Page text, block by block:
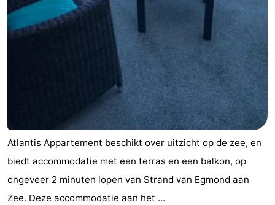
Duin
Katwijk
Scheveningen
-
Contact
Atlantis Appartement beschikt over uitzicht op de zee, en
biedt accommodatie met een terras en een balkon, op
ongeveer 2 minuten lopen van Strand van Egmond aan
Zee. Deze accommodatie aan het ...